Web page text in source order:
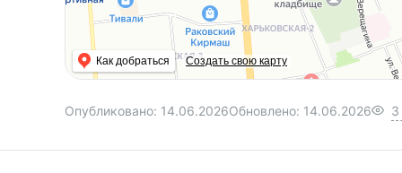
Как добраться Создать свою карту
Опубликовано: 14.06.2026Обновлено: 14.06.2026 3